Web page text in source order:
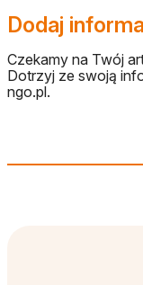
Dodaj
Czekamy na Twój
Dotrzyj ze swoją
ngo.pl.